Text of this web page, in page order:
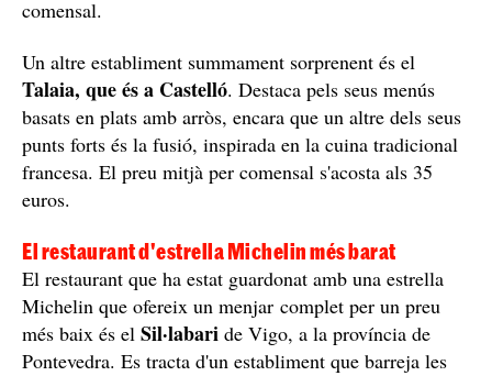
comensal.
Un altre establiment summament sorprenent és el
Talaia, que és a Castelló. Destaca pels seus menús
basats en plats amb arròs, encara que un altre dels seus
punts forts és la fusió, inspirada en la cuina tradicional
francesa. El preu mitjà per comensal s'acosta als 35
euros.
El restaurant d'estrella Michelin més barat
El restaurant que ha estat guardonat amb una estrella
Michelin que ofereix un menjar complet per un preu
més baix és el Sil·labari de Vigo, a la província de
Pontevedra. Es tracta d'un establiment que barreja les